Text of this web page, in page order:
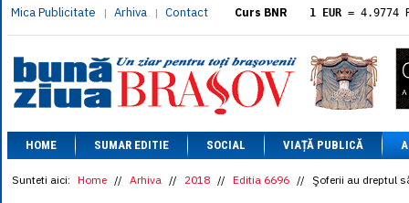
Mica Publicitate | Arhiva | Contact Curs BNR 1 EUR = 4.9774
= 5.8304
1 XAU= 464.4611
1 AED= 1.1933
1 AUD= 2.7957
1 BGN= 2.5449
1 CAD= 3.1559
1 CHF= 5.2813
1 CNY= 0.6015
HOME SUMAR EDITIE SOCIAL VIAȚĂ PUBLICĂ
Sunteti aici: Home // Arhiva // 2018 // Editia 6696 // Şoferii au dreptul